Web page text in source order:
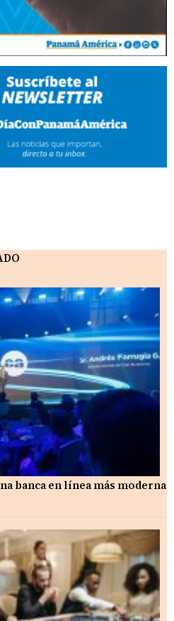
banca en línea más moderna